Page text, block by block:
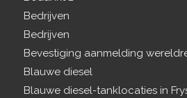
Bedrijven
Bedrijven
Bevestiging aanmelding
Blauwe diesel
Blauwe diesel-tanklocaties in